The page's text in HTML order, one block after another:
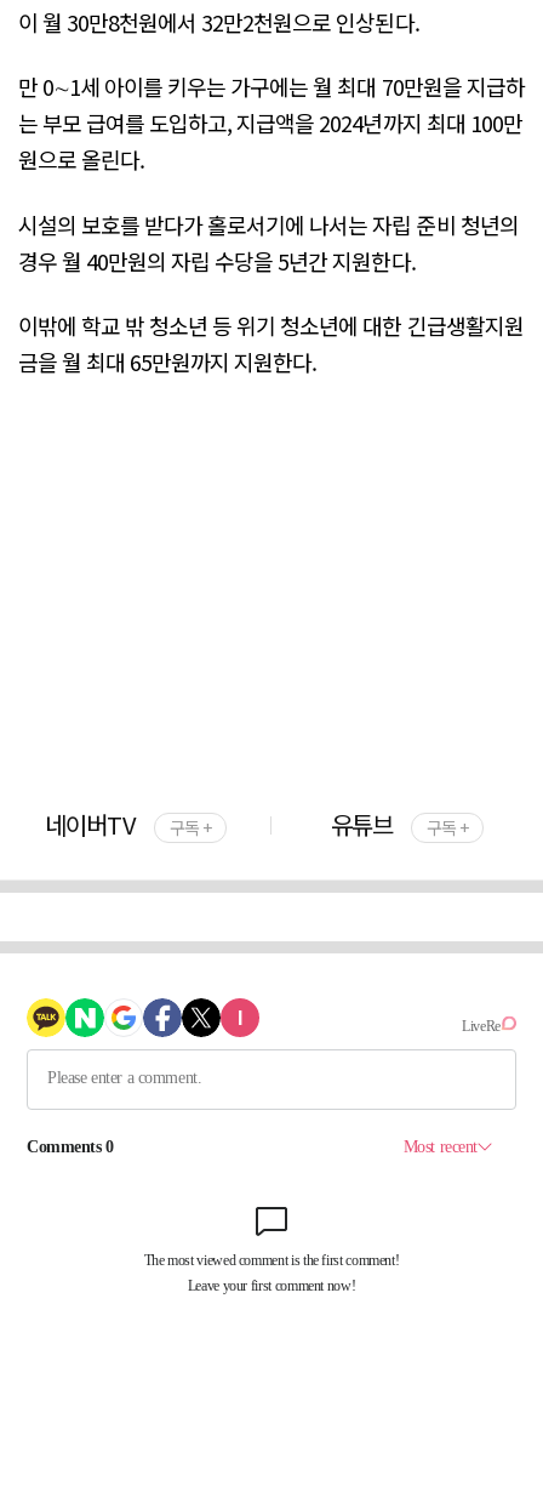
이 월 30만8천원에서 32만2천원으로 인상된다.
만 0∼1세 아이를 키우는 가구에는 월 최대 70만원을 지급하
는 부모 급여를 도입하고, 지급액을 2024년까지 최대 100만
원으로 올린다.
시설의 보호를 받다가 홀로서기에 나서는 자립 준비 청년의
경우 월 40만원의 자립 수당을 5년간 지원한다.
이밖에 학교 밖 청소년 등 위기 청소년에 대한 긴급생활지원
금을 월 최대 65만원까지 지원한다.
네이버TV 구독 + 유튜브 구독 +